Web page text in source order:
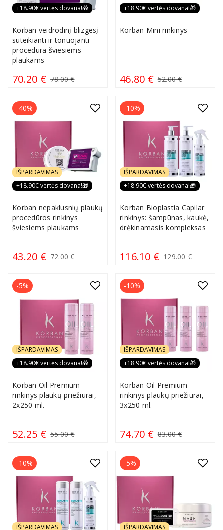
+18.90€ vertės dovana!🎁
Korban veidrodinį blizgesį
suteikianti ir tonuojanti
procedūra šviesiems
plaukams
70.20 € 78.00 €
+18.90€ vertės dovana!🎁
Korban Mini rinkinys
46.80 € 52.00 €
IŠPARDAVIMAS
+18.90€ vertės dovana!🎁
Korban nepaklusnių plaukų
procedūros rinkinys
šviesiems plaukams
43.20 € 72.00 €
-40%
IŠPARDAVIMAS
+18.90€ vertės dovana!🎁
Korban Bioplastia Capilar
rinkinys: šampūnas, kaukė,
drėkinamasis kompleksas
116.10 € 129.00 €
-10%
IŠPARDAVIMAS
+18.90€ vertės dovana!🎁
Korban Oil Premium
rinkinys plaukų priežiūrai,
2x250 ml.
52.25 € 55.00 €
-5%
IŠPARDAVIMAS
+18.90€ vertės dovana!🎁
Korban Oil Premium
rinkinys plaukų priežiūrai,
3x250 ml.
74.70 € 83.00 €
-10%
IŠPARDAVIMAS
-10%
IŠPARDAVIMAS
-5%